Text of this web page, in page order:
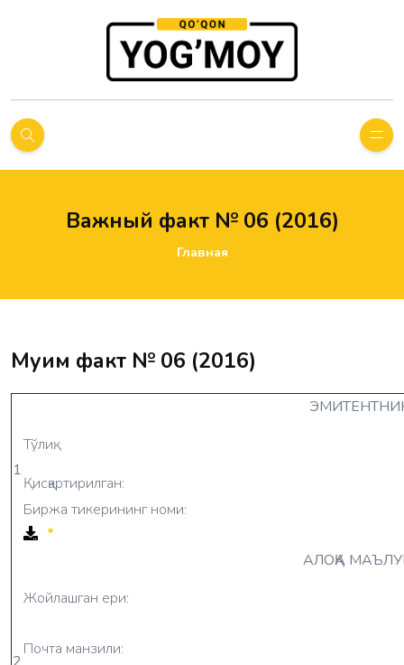
Важный факт № 06 (2016)
Главная
Муҳим факт № 06 (2016)
1
Тўлиқ:
Қисқартирилган:
Биржа тикерининг номи:
*
АЛОҚА
Жойлашган ери:
Почта манзили: